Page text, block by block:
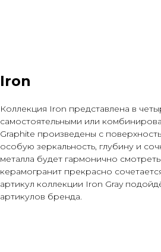
Iron
Коллекция Iron представлена в
самостоятельными или
Graphite произведены с
особую зеркальность, глубину и
металла будет гармонично
керамогранит прекрасно
артикул коллекции Iron Gray
артикулов бренда.